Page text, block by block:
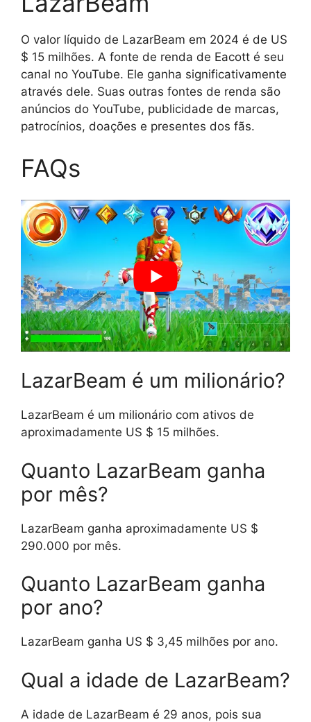
O valor líquido de LazarBeam em 2024 é de US
$ 15 milhões. A fonte de renda de Eacott é seu
canal no YouTube. Ele ganha significativamente
através dele. Suas outras fontes de renda são
anúncios do YouTube, publicidade de marcas,
patrocínios, doações e presentes dos fãs.
FAQs
LazarBeam é um milionário?
LazarBeam é um milionário com ativos de
aproximadamente US $ 15 milhões.
Quanto LazarBeam ganha
por mês?
LazarBeam ganha aproximadamente US $
290.000 por mês.
Quanto LazarBeam ganha
por ano?
LazarBeam ganha US $ 3,45 milhões por ano.
Qual a idade de LazarBeam?
A idade de LazarBeam é 29 anos, pois sua